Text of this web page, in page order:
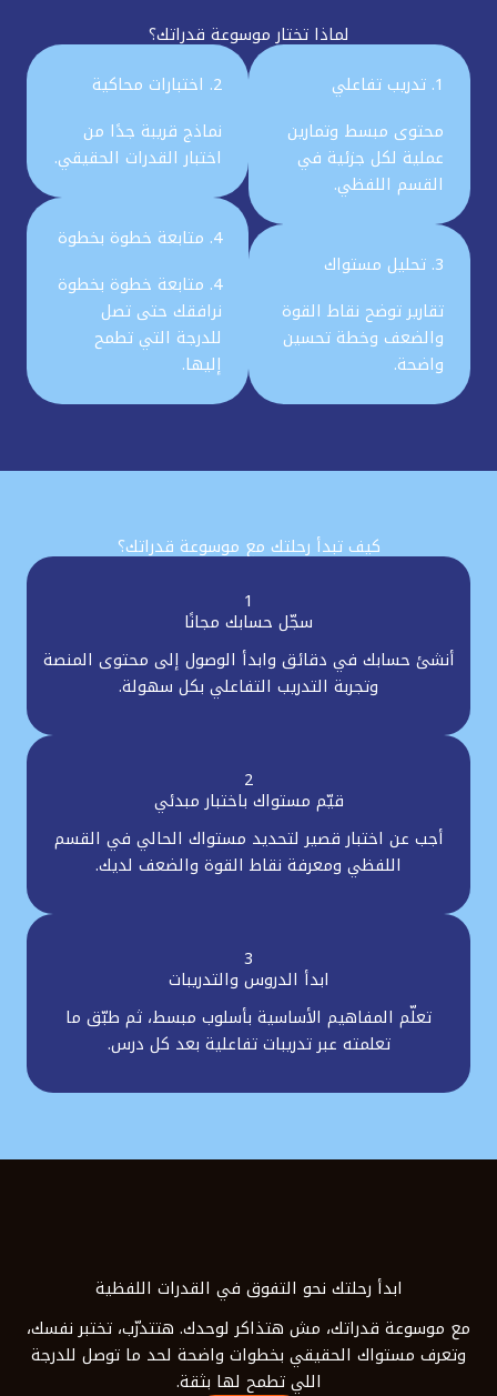
لماذا تختار موسوعة قدراتك؟
1. تدريب تفاعلي
محتوى مبسط وتمارين
عملية لكل جزئية في
القسم اللفظي.
3. تحليل مستواك
تقارير توضح نقاط القوة
والضعف وخطة تحسين
واضحة.
2. اختبارات محاكية
نماذج قريبة جدًا من
اختبار القدرات الحقيقي.
4. متابعة خطوة بخطوة
4. متابعة خطوة بخطوة
نرافقك حتى تصل
للدرجة التي تطمح
إليها.
كيف تبدأ رحلتك مع موسوعة قدراتك؟
1
سجّل حسابك مجانًا
أنشئ حسابك في دقائق وابدأ الوصول إلى محتوى المنصة
وتجربة التدريب التفاعلي بكل سهولة.
2
قيّم مستواك باختبار مبدئي
أجب عن اختبار قصير لتحديد مستواك الحالي في القسم
اللفظي ومعرفة نقاط القوة والضعف لديك.
3
ابدأ الدروس والتدريبات
تعلّم المفاهيم الأساسية بأسلوب مبسط، ثم طبّق ما
تعلمته عبر تدريبات تفاعلية بعد كل درس.
ابدأ رحلتك نحو التفوق في القدرات اللفظية
مع موسوعة قدراتك، مش هتذاكر لوحدك. هتتدرّب، تختبر نفسك،
وتعرف مستواك الحقيقي بخطوات واضحة لحد ما توصل للدرجة
اللي تطمح لها بثقة.